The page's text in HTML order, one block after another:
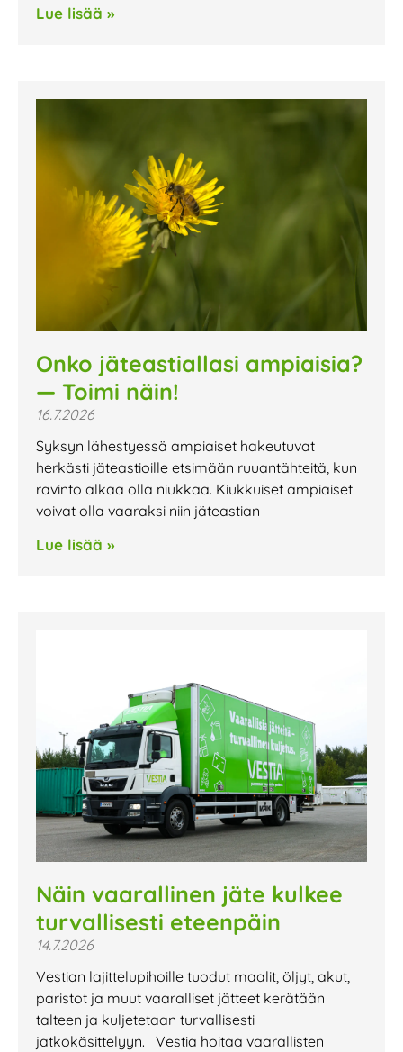
Lue lisää »
Onko jäteastiallasi ampiaisia?
— Toimi näin!
16.7.2026
Syksyn lähestyessä ampiaiset hakeutuvat
herkästi jäteastioille etsimään ruuantähteitä, kun
ravinto alkaa olla niukkaa. Kiukkuiset ampiaiset
voivat olla vaaraksi niin jäteastian
Lue lisää »
Näin vaarallinen jäte kulkee
turvallisesti eteenpäin
14.7.2026
Vestian lajittelupihoille tuodut maalit, öljyt, akut,
paristot ja muut vaaralliset jätteet kerätään
talteen ja kuljetetaan turvallisesti
jatkokäsittelyyn. Vestia hoitaa vaarallisten